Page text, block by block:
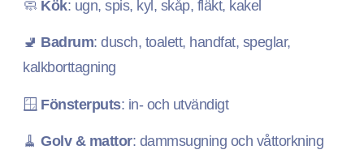
🧼 Kök: ugn, spis, kyl, skåp, fläkt, kakel
🚽 Badrum: dusch, toalett, handfat, speglar,
kalkborttagning
🪟 Fönsterputs: in- och utvändigt
🧹Golv & mattor: dammsugning och våttorkning